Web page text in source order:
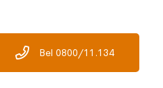
Bel 0800/11.134